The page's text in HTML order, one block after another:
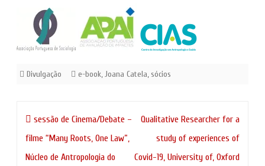
Divulgação e-book,Joana Catela, sócios
Navegação
de
artigos
sessão de Cinema/Debate –
filme “Many Roots, One Law”,
Núcleo de Antropologia do
Qualitative Researcher for a
study of experiences of
Covid-19, University of, Oxford